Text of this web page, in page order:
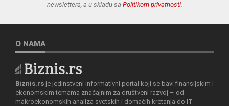
newslettera, a u skladu sa Politikom privatnosti.
O NAMA
Biznis.rs je jedinstveni informativni portal koji se bavi finansijskim i
ekonomskim temama značajnim za društveni razvoj – od
makroekonomskih analiza svetskih i domaćih kretanja do IT